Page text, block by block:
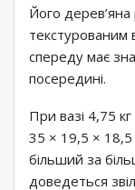
Його
текстурованим
спереду має
посередині.
При вазі 4,75
35 × 19,5 × 18,5
більший за
доведеться